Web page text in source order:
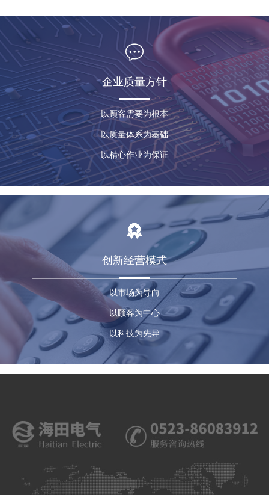
企业质量方针
以顾客需要为根本
以质量体系为基础
以精心作业为保证
创新经营模式
以市场为导向
以顾客为中心
以科技为先导